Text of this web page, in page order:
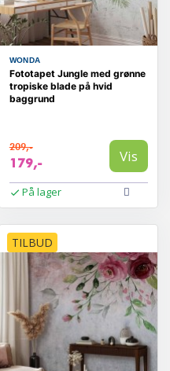
WONDA
Fototapet Jungle med grønne
tropiske blade på hvid
baggrund
209,-
179,- Vis
På lager
TILBUD